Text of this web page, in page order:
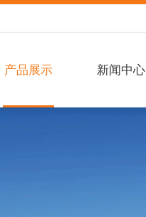
产品展示 新闻中心